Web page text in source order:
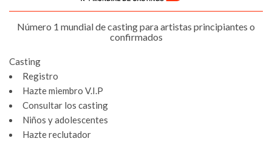
Número 1 mundial de casting para artistas principiantes o
confirmados
Casting
Registro
Hazte miembro V.I.P
Consultar los casting
Niños y adolescentes
Hazte reclutador